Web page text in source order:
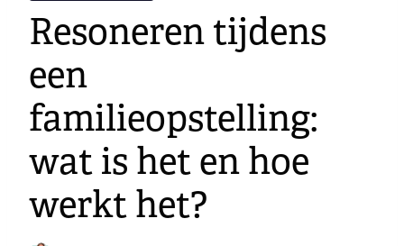
Resoneren tijdens
een
familieopstelling:
wat is het en hoe
werkt het?